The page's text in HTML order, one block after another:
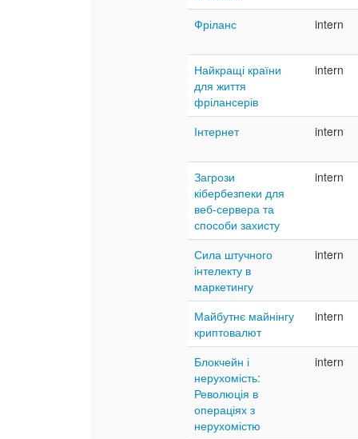
Фріланс intern
Найкращі країни
для життя
фрілансерів
intern
Інтернет intern
Загрози
кібербезпеки для
веб-сервера та
способи захисту
intern
Сила штучного
інтелекту в
маркетингу
intern
Майбутнє майнінгу
криптовалют
intern
Блокчейн і
нерухомість:
Революція в
операціях з
нерухомістю
intern